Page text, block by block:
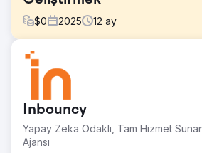
$0 2025 12 ay
Meydan Okuma
Züber hızla büyüyordu, ancak e-
büyümeye ayak uyduramıyordu.
daha karmaşık bir şekilde
kullanıcı süreçleri yeterince açık veya
durum, kullanıcıların ürünleri bulma ve
tamamlama kolaylığını etkiliyordu.
Inbouncy
Yapay Zeka Odaklı, Tam Hizmet
Ajansı